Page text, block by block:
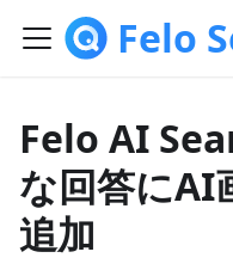
Felo
Felo AI
な回答にAI
追加